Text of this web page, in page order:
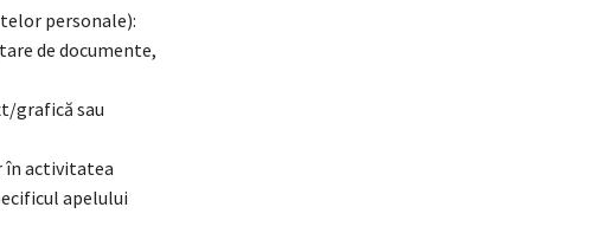
personale):
de documente,
grafică sau
în activitatea
apelului